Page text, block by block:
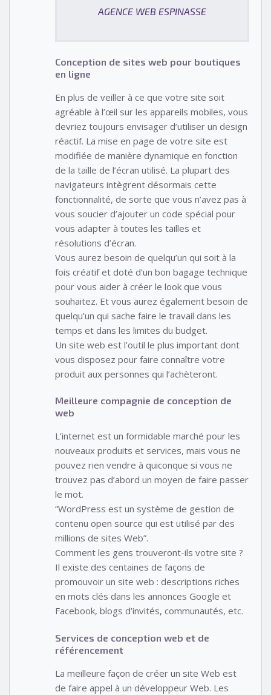
AGENCE WEB ESPINASSE
Conception de sites web pour boutiques
en ligne
En plus de veiller à ce que votre site soit
agréable à l’œil sur les appareils mobiles, vous
devriez toujours envisager d’utiliser un design
réactif. La mise en page de votre site est
modifiée de manière dynamique en fonction
de la taille de l’écran utilisé. La plupart des
navigateurs intègrent désormais cette
fonctionnalité, de sorte que vous n’avez pas à
vous soucier d’ajouter un code spécial pour
vous adapter à toutes les tailles et
résolutions d’écran.
Vous aurez besoin de quelqu’un qui soit à la
fois créatif et doté d’un bon bagage technique
pour vous aider à créer le look que vous
souhaitez. Et vous aurez également besoin de
quelqu’un qui sache faire le travail dans les
temps et dans les limites du budget.
Un site web est l’outil le plus important dont
vous disposez pour faire connaître votre
produit aux personnes qui l’achèteront.
Meilleure compagnie de conception de
web
L’internet est un formidable marché pour les
nouveaux produits et services, mais vous ne
pouvez rien vendre à quiconque si vous ne
trouvez pas d’abord un moyen de faire passer
le mot.
“WordPress est un système de gestion de
contenu open source qui est utilisé par des
millions de sites Web”.
Comment les gens trouveront-ils votre site ?
Il existe des centaines de façons de
promouvoir un site web : descriptions riches
en mots clés dans les annonces Google et
Facebook, blogs d’invités, communautés, etc.
Services de conception web et de
référencement
La meilleure façon de créer un site Web est
de faire appel à un développeur Web. Les